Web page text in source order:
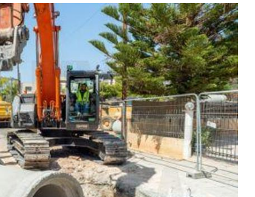
Επικοινωνία